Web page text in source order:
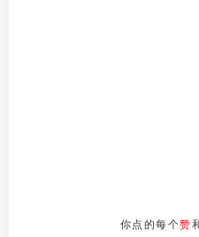
你点的每个赞